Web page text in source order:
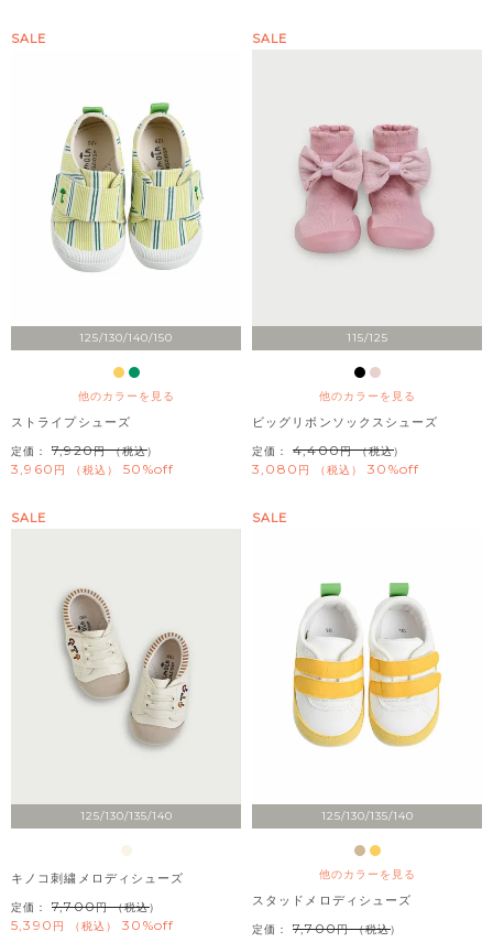
125/130/140/150
他のカラーを見る
SALE
ストライプシューズ
定価： 7,920 （税込）
3,960 税込 50%off
115/125
他のカラーを見る
SALE
ビッグリボンソックスシューズ
定価： 4,400 （税込）
3,080 税込 30%off
125/130/135/140
SALE
キノコ刺繍メロディシューズ
定価： 7,700 （税込）
5,390 税込 30%off
125/130/135/140
他のカラーを見る
SALE
スタッドメロディシューズ
定価： 7,700 （税込）